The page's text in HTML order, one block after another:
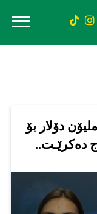
دۆلار بۆ
دەكرێـت..